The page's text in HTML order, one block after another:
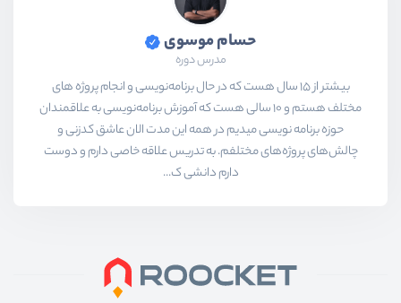
حسام موسوی
مدرس دوره
بیشتر از ۱۵ سال هست که در حال برنامه‌نویسی و انجام پروژه های
مختلف هستم و ۱۰ سالی هست که آموزش برنامه‌نویسی به علاقمندان
حوزه برنامه نویسی میدیم در همه این مدت الان عاشق کدزنی و
چالش‌های پروژه‌های مختلفم. به تدریس علاقه خاصی دارم و دوست
دارم دانشی ک...